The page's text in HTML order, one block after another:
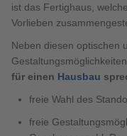
ist das Fertighaus,
Vorlieben
Neben diesen optischen
für einen Hausbau
freie Wahl des
freie